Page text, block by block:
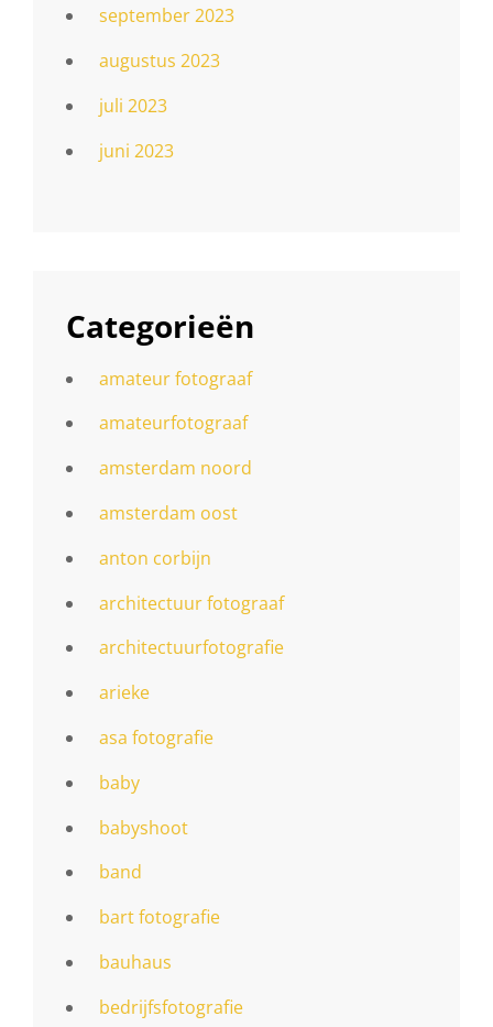
september 2023
augustus 2023
juli 2023
juni 2023
Categorieën
amateur fotograaf
amateurfotograaf
amsterdam noord
amsterdam oost
anton corbijn
architectuur fotograaf
architectuurfotografie
arieke
asa fotografie
baby
babyshoot
band
bart fotografie
bauhaus
bedrijfsfotografie